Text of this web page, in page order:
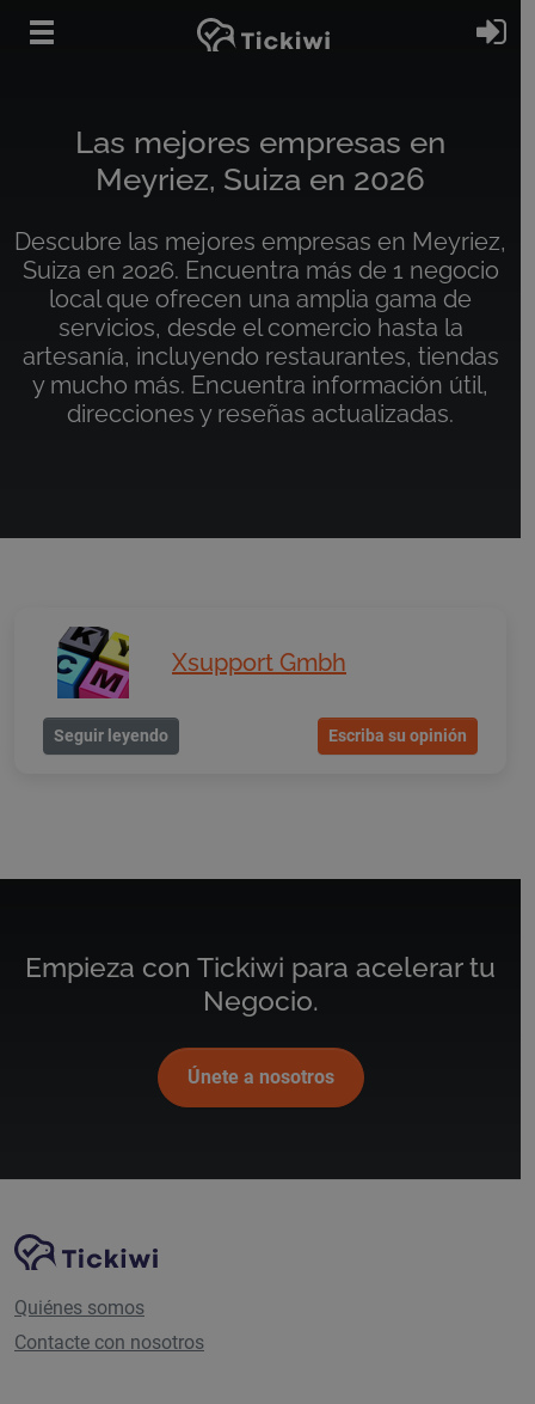
Las mejores empresas en
Meyriez, Suiza en 2026
Descubre las mejores empresas en Meyriez,
Suiza en 2026. Encuentra más de 1 negocio
local que ofrecen una amplia gama de
servicios, desde el comercio hasta la
artesanía, incluyendo restaurantes, tiendas
y mucho más. Encuentra información útil,
direcciones y reseñas actualizadas.
Xsupport Gmbh
Seguir leyendo Escriba su opinión
Empieza con Tickiwi para acelerar tu
Negocio.
Únete a nosotros
Navegación del sitio
Plataforma Tickiwi
Quiénes somos
Contacte con nosotros